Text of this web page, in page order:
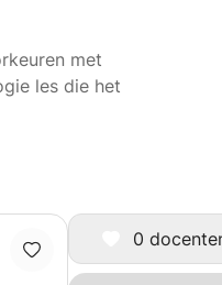
met
les die het
0